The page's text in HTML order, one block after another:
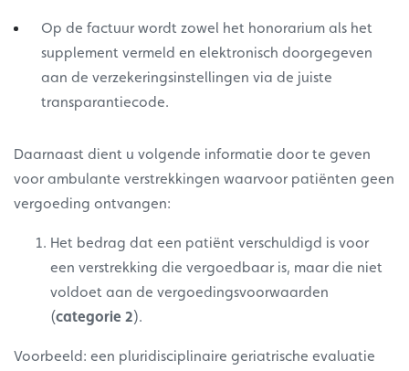
Op de factuur wordt zowel het honorarium als het
supplement vermeld en elektronisch doorgegeven
aan de verzekeringsinstellingen via de juiste
transparantiecode.
Daarnaast dient u volgende informatie door te geven
voor ambulante verstrekkingen waarvoor patiënten geen
vergoeding ontvangen:
Het bedrag dat een patiënt verschuldigd is voor
een verstrekking die vergoedbaar is, maar die niet
voldoet aan de vergoedingsvoorwaarden
(categorie 2).
Voorbeeld: een pluridisciplinaire geriatrische evaluatie